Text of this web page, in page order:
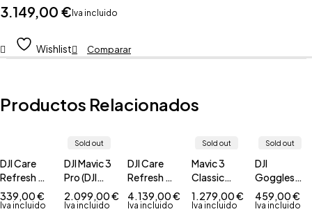
3.149,00 € Iva incluido
Wishlist Comparar
Productos Relacionados
DJI Care
Refresh -
Plan de 1
año (DJI
339,00€
Iva incluido
Sold out
DJI Mavic 3
Pro (DJI
RC)
2.099,00€
Iva incluido
DJI Care
Refresh -
Plan de 1
año (DJI
4.139,00€
Iva incluido
Sold out
Mavic 3
Classic
(RC-N1)
1.279,00€
Iva incluido
Sold out
DJI
Goggles
Integra
459,00€
Iva incluido